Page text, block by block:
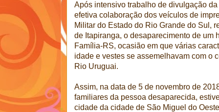
Após intensivo trabalho de divulgação
efetiva colaboração dos veículos de
Militar do Estado do Rio Grande do Sul,
de Itapiranga, o desaparecimento de um
Família-RS, ocasião em que várias
idade e vestes se assemelhavam com o
Rio Uruguai.
Assim, na data de 5 de novembro de
familiares da pessoa desaparecida,
cidade da cidade de São Miguel do